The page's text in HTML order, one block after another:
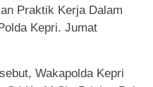
Praktik Kerja Dalam
Kepri. Jumat
Wakapolda Kepri